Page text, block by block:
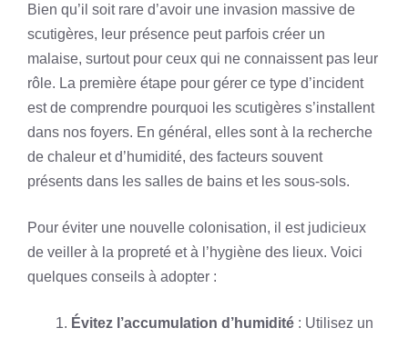
Bien qu’il soit rare d’avoir une invasion massive de
scutigères, leur présence peut parfois créer un
malaise, surtout pour ceux qui ne connaissent pas leur
rôle. La première étape pour gérer ce type d’incident
est de comprendre pourquoi les scutigères s’installent
dans nos foyers. En général, elles sont à la recherche
de chaleur et d’humidité, des facteurs souvent
présents dans les salles de bains et les sous-sols.
Pour éviter une nouvelle colonisation, il est judicieux
de veiller à la propreté et à l’hygiène des lieux. Voici
quelques conseils à adopter :
Évitez l’accumulation d’humidité : Utilisez un